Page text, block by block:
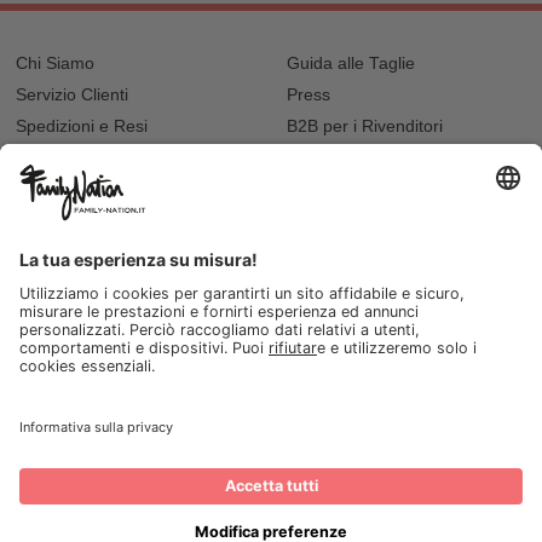
Chi Siamo
Servizio Clienti
Spedizioni e Resi
Recupero password?
Lista regalo e nascita
Guida alle Taglie
Press
B2B per i Rivenditori
© 2026, Family Nation Società Benefit S.r.L. Firenze, Italia